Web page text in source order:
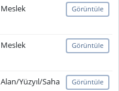
Meslek Görüntüle
Meslek Görüntüle
Alan/Yüzyıl/Saha Görüntüle